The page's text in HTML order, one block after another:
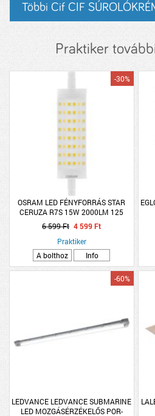
Többi Cif CIF
Praktiker
OSRAM LED FÉNYFORRÁS STAR
CERUZA R7S 15W 2000LM 125
MELEG 15000H 118MM
-30%
6 599 Ft 4 599 Ft
Praktiker
A bolthoz
Info
LEDVANCE LEDVANCE SUBMARINE
LED MOZGÁSÉRZÉKELŐS POR-
-60%